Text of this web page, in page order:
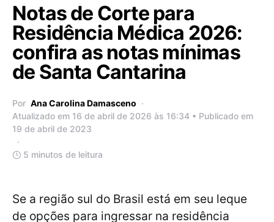
Notas de Corte para
Residência Médica 2026:
confira as notas mínimas
de Santa Cantarina
Por Ana Carolina Damasceno
Atualizado em 16 de abril de 2026 às 16:34 • Publicado em
19 de abril de 2023
5 minutos de leitura
Se a região sul do Brasil está em seu leque
de opções para ingressar na residência